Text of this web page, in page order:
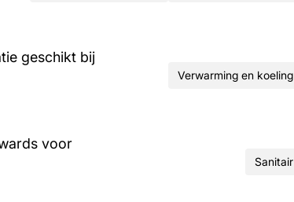
geschikt bij
Verwarming en koeling
voor
Sanitair